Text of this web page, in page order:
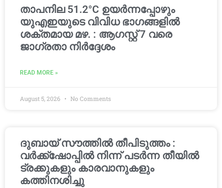
താപനില 51.2°C ഉയർന്നപ്പോഴും
യുഎഇയുടെ വിവിധ ഭാഗങ്ങളിൽ
ശക്തമായ മഴ. : ആഗസ്റ്റ് 7 വരെ
ജാഗ്രതാ നിർദ്ദേശം
READ MORE »
August 5, 2026 No Comments
ദുബായ് സൗത്തിൽ തീപിടുത്തം :
വർക്ക്‌ഷോപ്പിൽ നിന്ന് പടർന്ന തീയിൽ
ട്രക്കുകളും കാരവാനുകളും
കത്തിനശിച്ചു